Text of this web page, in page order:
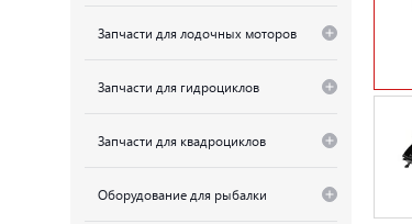
Запчасти для лодочных моторов
Запчасти для гидроциклов
Запчасти для квадроциклов
Оборудование для рыбалки